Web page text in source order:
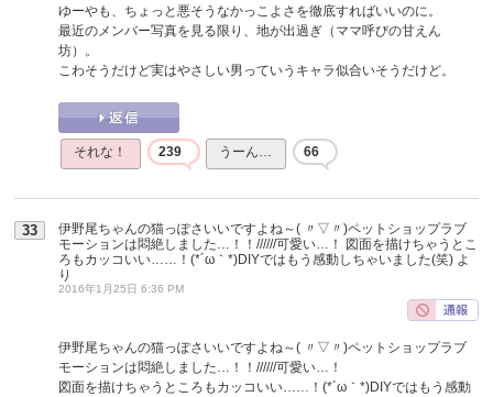
ゆーやも、ちょっと悪そうなかっこよさを徹底すればいいのに。
最近のメンバー写真を見る限り、地が出過ぎ（ママ呼びの甘えん
坊）。
こわそうだけど実はやさしい男っていうキャラ似合いそうだけど。
それな！ 239 うーん… 66
33
伊野尾ちゃんの猫っぽさいいですよね～( 〃▽〃)ペットショップラブ
モーションは悶絶しました…！！//////可愛い…！ 図面を描けちゃうとこ
ろもカッコいい……！(*´ω｀*)DIYではもう感動しちゃいました(笑) よ
り
2016年1月25日 6:36 PM
伊野尾ちゃんの猫っぽさいいですよね～( 〃▽〃)ペットショップラブ
モーションは悶絶しました…！！//////可愛い…！
図面を描けちゃうところもカッコいい……！(*´ω｀*)DIYではもう感動